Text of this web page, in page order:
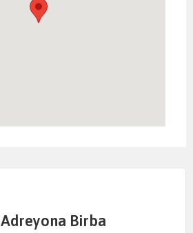
Adreyona Birba